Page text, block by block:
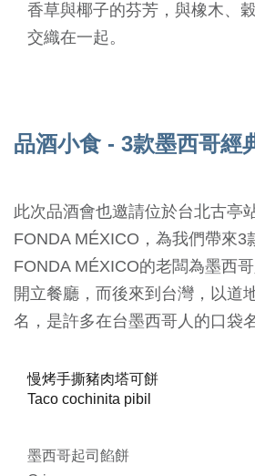
香草與椰子的芬芳，與橡木、
交織在一起。
品酒小食 - 3款墨西哥經
此次品酒會也邀請位於台北古亭
FONDA MÉXICO，為我們帶來3
FONDA MÉXICO的老闆為墨西
開立餐廳，而後來到台灣，以道
名，是許多在台墨西哥人的口袋
慢烤手撕豬肉塔可餅
Taco cochinita pibil
墨西哥起司餡餅